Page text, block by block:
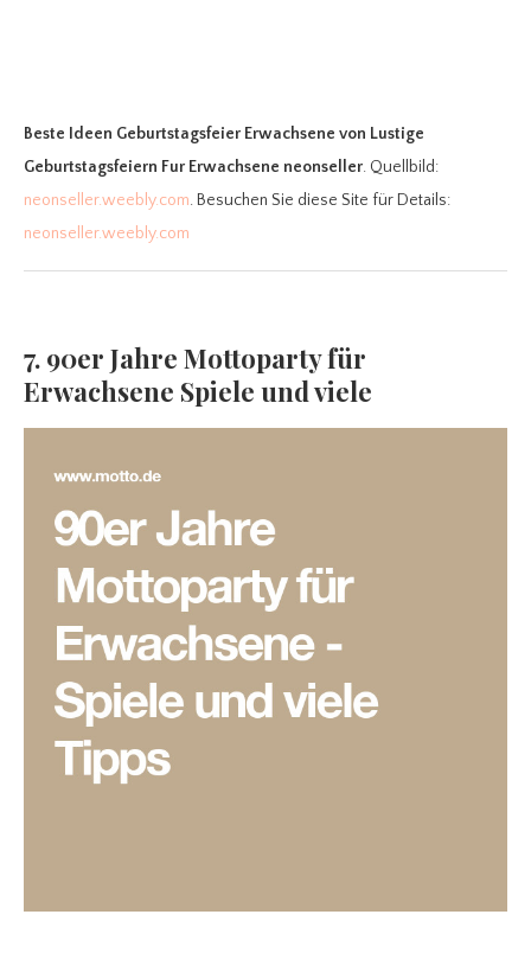
Beste Ideen Geburtstagsfeier Erwachsene von Lustige
Geburtstagsfeiern Fur Erwachsene neonseller. Quellbild:
neonseller.weebly.com. Besuchen Sie diese Site für Details:
neonseller.weebly.com
7. 90er Jahre Mottoparty für
Erwachsene Spiele und viele